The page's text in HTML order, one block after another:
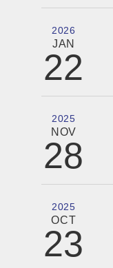
2026
JAN
22
2025
NOV
28
2025
OCT
23